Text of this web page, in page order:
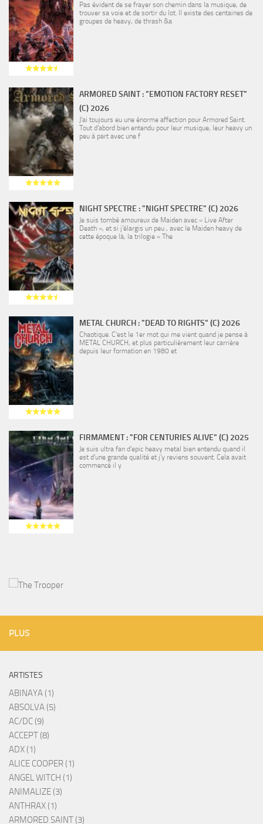
Pas évident de se frayer son chemin dans la musique, de
trouver sa voie et de sortir du lot. Il existe des centaines de
groupes de heavy, de thrash &a
ARMORED SAINT : "EMOTION FACTORY RESET"
(C) 2026
J’ai toujours eu une énorme affection pour Armored Saint.
Tout d’abord bien entendu pour leur musique, leur heavy un
peu à part avec une f
NIGHT SPECTRE : "NIGHT SPECTRE" (C) 2026
Je suis tombé amoureux de Maiden avec « Live After
Death », et si j’élargis un peu , avec le Maiden heavy de
cette époque là, la trilogie « The
METAL CHURCH : "DEAD TO RIGHTS" (C) 2026
Chaotique. C’est le 1er mot qui me vient quand je pense à
METAL CHURCH, et plus particulièrement leur carrière
depuis leur formation en 1980 et
FIRMAMENT : "FOR CENTURIES ALIVE" (C) 2025
Je suis ultra fan d’epic heavy metal bien entendu quand il
est d’une grande qualité et j’y reviens souvent. Cela avait
commencé il y
PLUS
ARTISTES
ABINAYA (1)
ABSOLVA (5)
AC/DC (9)
ACCEPT (8)
ADX (1)
ALICE COOPER (1)
ANGEL WITCH (1)
ANIMALIZE (3)
ANTHRAX (1)
ARMORED SAINT (3)